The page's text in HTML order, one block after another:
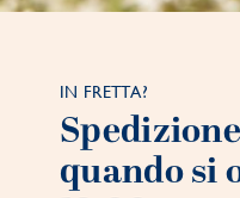
IN FRETTA?
quando si